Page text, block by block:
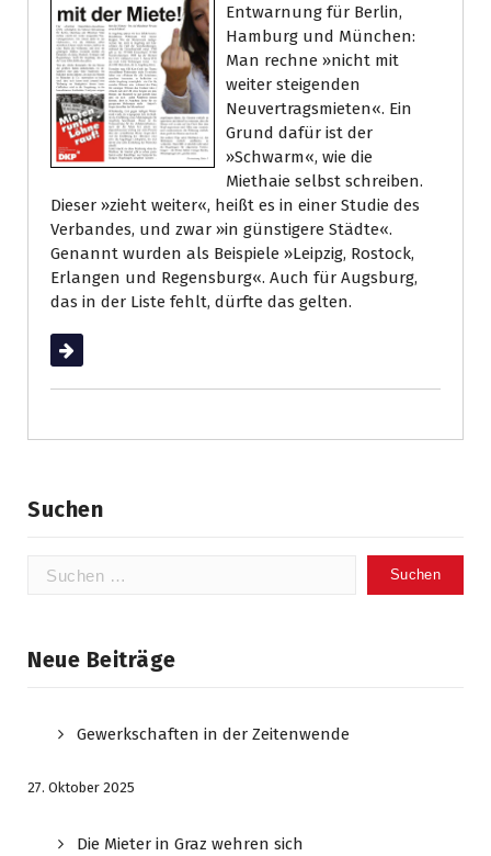
Entwarnung für Berlin,
Hamburg und München:
Man rechne »nicht mit
weiter steigenden
Neuvertragsmieten«. Ein
Grund dafür ist der
»Schwarm«, wie die
Miethaie selbst schreiben.
Dieser »zieht weiter«, heißt es in einer Studie des
Verbandes, und zwar »in günstigere Städte«.
Genannt wurden als Beispiele »Leipzig, Rostock,
Erlangen und Regensburg«. Auch für Augsburg,
das in der Liste fehlt, dürfte das gelten.
Weiterlesen
Suchen
Suchen
Neue Beiträge
Gewerkschaften in der Zeitenwende
27. Oktober 2025
Die Mieter in Graz wehren sich